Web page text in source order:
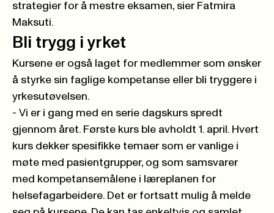
strategier for å mestre eksamen, sier Fatmira
Maksuti.
Bli trygg i yrket
Kursene er også laget for medlemmer som ønsker
å styrke sin faglige kompetanse eller bli tryggere i
yrkesutøvelsen.
- Vi er i gang med en serie dagskurs spredt
gjennom året. Første kurs ble avholdt 1. april. Hvert
kurs dekker spesifikke temaer som er vanlige i
møte med pasientgrupper, og som samsvarer
med kompetansemålene i læreplanen for
helsefagarbeidere. Det er fortsatt mulig å melde